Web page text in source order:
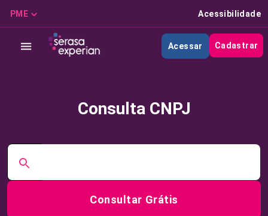
PME Acessibilidade
Acessar Cadastrar
Consulta CNPJ
Consultar Grátis